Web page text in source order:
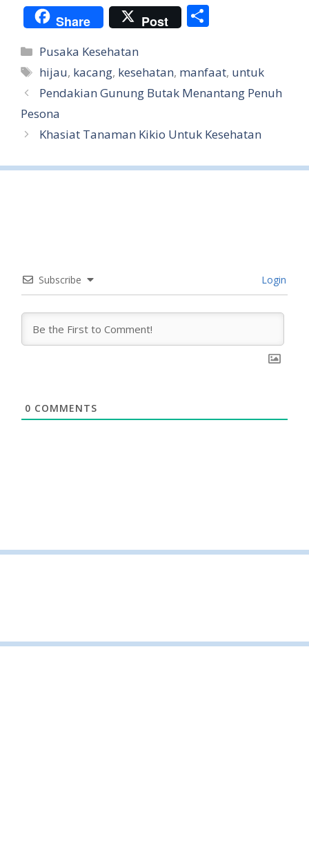
Share Post
e
Categories
Pusaka Kesehatan
Tags
hijau, kacang, kesehatan, manfaat, untuk
Pendakian Gunung Butak Menantang Penuh
Pesona
Khasiat Tanaman Kikio Untuk Kesehatan
Subscribe Login
0 COMMENTS